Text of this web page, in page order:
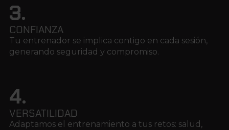
3.
CONFIANZA
Tu entrenador se implica contigo en cada sesión,
generando seguridad y compromiso.
4.
VERSATILIDAD
Adaptamos el entrenamiento a tus retos: salud,